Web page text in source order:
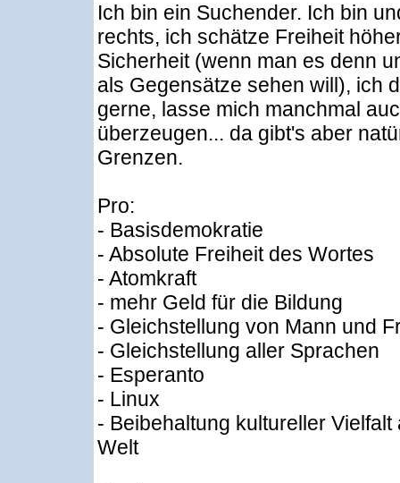
Ich bin ein Suchender. Ich bin
rechts, ich schätze Freiheit
Sicherheit (wenn man es denn
als Gegensätze sehen will), ich
gerne, lasse mich manchmal
überzeugen... da gibt's aber
Grenzen.
Pro:
- Basisdemokratie
- Absolute Freiheit des Wortes
- Atomkraft
- mehr Geld für die Bildung
- Gleichstellung von Mann und
- Gleichstellung aller Sprachen
- Esperanto
- Linux
- Beibehaltung kultureller Vielfalt
Welt